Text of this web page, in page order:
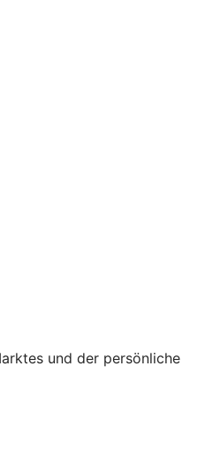
und der persönliche